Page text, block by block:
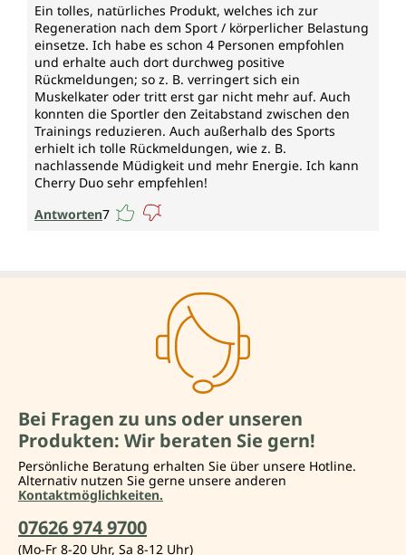
Ein tolles, natürliches Produkt, welches ich zur
Regeneration nach dem Sport / körperlicher Belastung
einsetze. Ich habe es schon 4 Personen empfohlen
und erhalte auch dort durchweg positive
Rückmeldungen; so z. B. verringert sich ein
Muskelkater oder tritt erst gar nicht mehr auf. Auch
konnten die Sportler den Zeitabstand zwischen den
Trainings reduzieren. Auch außerhalb des Sports
erhielt ich tolle Rückmeldungen, wie z. B.
nachlassende Müdigkeit und mehr Energie. Ich kann
Cherry Duo sehr empfehlen!
Antworten7
Bei Fragen zu uns oder unseren
Produkten: Wir beraten Sie gern!
Persönliche Beratung erhalten Sie über unsere Hotline.
Alternativ nutzen Sie gerne unsere anderen
Kontaktmöglichkeiten.
07626 974 9700
(Mo-Fr 8-20 Uhr, Sa 8-12 Uhr)